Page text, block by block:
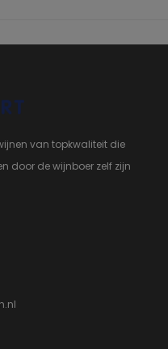
van topkwaliteit die
door de wijnboer zelf zijn